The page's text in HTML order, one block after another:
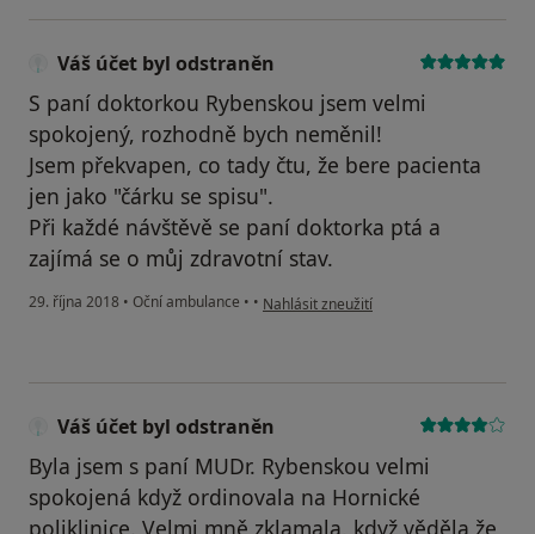
Váš účet byl odstraněn
S paní doktorkou Rybenskou jsem velmi
spokojený, rozhodně bych neměnil!
Jsem překvapen, co tady čtu, že bere pacienta
jen jako "čárku se spisu".
Při každé návštěvě se paní doktorka ptá a
zajímá se o můj zdravotní stav.
29. října 2018 • Oční ambulance • • podle názoru uživatele Váš účet byl
Nahlásit zneužití
Váš účet byl odstraněn
Byla jsem s paní MUDr. Rybenskou velmi
spokojená když ordinovala na Hornické
poliklinice. Velmi mně zklamala, když věděla že